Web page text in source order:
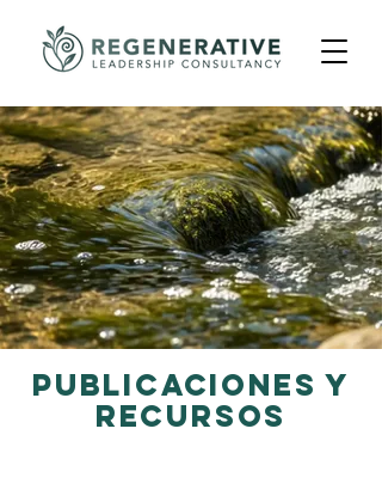
Publicaciones y
recursos